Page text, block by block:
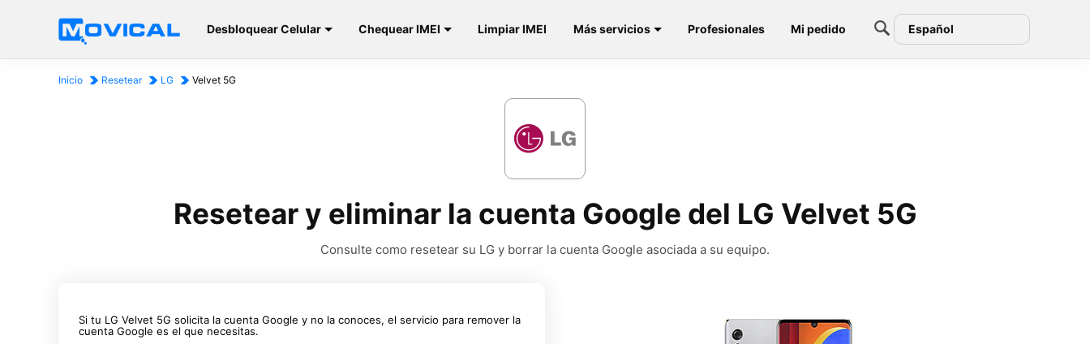
Desbloquear Celular Chequear IMEI Limpiar IMEI Más servicios Profesionales Mi pedido Español
Inicio Resetear LG Velvet 5G
Resetear y eliminar la cuenta Google del LG Velvet 5G
Consulte como resetear su LG y borrar la cuenta Google asociada a su equipo.
Si tu LG Velvet 5G solicita la cuenta Google y no la conoces, el servicio para remover la
cuenta Google es el que necesitas.